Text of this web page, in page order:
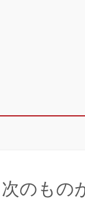
のもの